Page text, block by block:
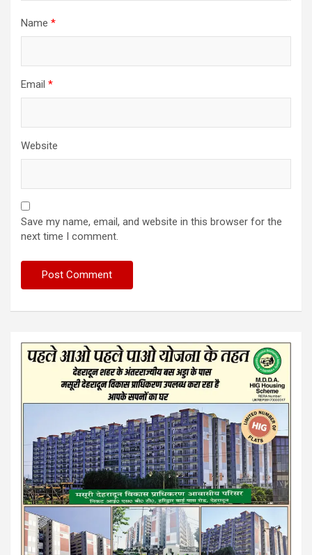
Name *
Email *
Website
Save my name, email, and website in this browser for the
next time I comment.